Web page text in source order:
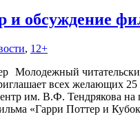
и обсуждение
, 12+
Молодежный
всех желающих 25
им. В.Ф. Тендрякова на
«Гарри Поттер и